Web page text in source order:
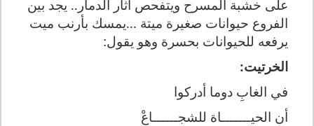
على خشبة المسرح ويتفحص آثار الدمار.. يجد بين
الفروع حيوانات صغيرة ميتة ...يمسك بأرنب ميت
يرفعه للحيوانات بحسرة وهو يقول:
الخرتيت:
في الغابِ دوما أدركوا
أن الحيـــــــاة للشجــــــاعْ